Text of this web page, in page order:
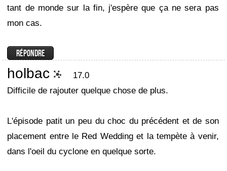
tant de monde sur la fin, j'espère que ça ne sera pas
mon cas.
holbac
17.0
Difficile de rajouter quelque chose de plus.
L'épisode patit un peu du choc du précédent et de son
placement entre le Red Wedding et la tempète à venir,
dans l'oeil du cyclone en quelque sorte.